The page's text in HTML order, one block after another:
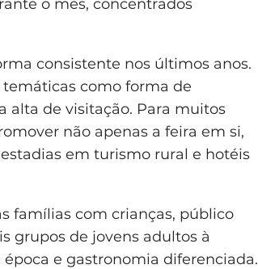
o mês, concentrados
consistente nos últimos anos.
como forma de
alta de visitação. Para muitos
não apenas a feira em si,
em turismo rural e hotéis
famílias com crianças, público
grupos de jovens adultos à
e gastronomia diferenciada.